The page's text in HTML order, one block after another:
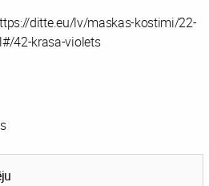
ditte.eu/lv/maskas-kostimi/22-
42-krasa-violets